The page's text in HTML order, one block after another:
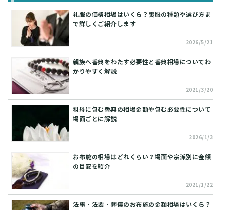
礼服の価格相場はいくら？喪服の種類や選び方ま
で詳しくご紹介します
2026/5/21
親族へ香典をわたす必要性と香典相場についてわ
かりやすく解説
2021/3/20
祖母に包む香典の相場金額や包む必要性について
場面ごとに解説
2026/1/3
お布施の相場はどれくらい？場面や宗派別に金額
の目安を紹介
2021/1/22
法事・法要・葬儀のお布施の金額相場はいくら？